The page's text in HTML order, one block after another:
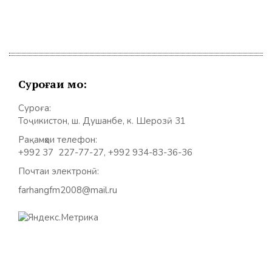
Суроғаи мо:
Суроға:
Тоҷикистон, ш. Душанбе, к. Шерозӣ 31
Рақамҳои телефон:
+992 37 227-77-27, +992 934-83-36-36
Почтаи электронӣ:
farhangfm2008@mail.ru